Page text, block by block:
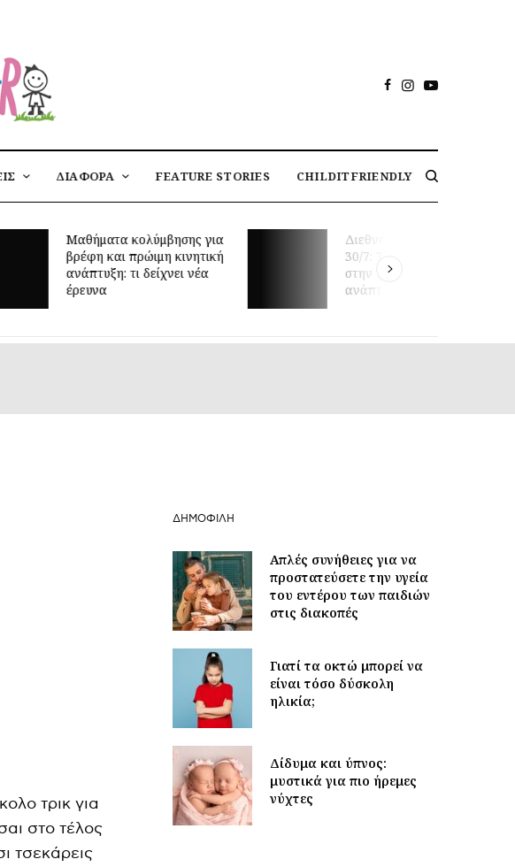
ΔΙΑΦΟΡΑ FEATURE STORIES CHILDITFRIENDLY
Μαθήματα κολύμβησης για
βρέφη και πρώιμη κινητική
ανάπτυξη: τι δείχνει νέα
έρευνα
Διεθνής Ημέρα Φιλίας
30/7: Tα οφέλη της φιλίας
στην ψυχική υγεία και
ανάπτυξη των παιδιών
τρικ για
στο τέλος
τσεκάρεις
ΔΗΜΟΦΙΛΉ
Απλές συνήθειες για να
προστατεύσετε την υγεία
του εντέρου των παιδιών
στις διακοπές
Γιατί τα οκτώ μπορεί να
είναι τόσο δύσκολη
ηλικία;
Δίδυμα και ύπνος:
μυστικά για πιο ήρεμες
νύχτες